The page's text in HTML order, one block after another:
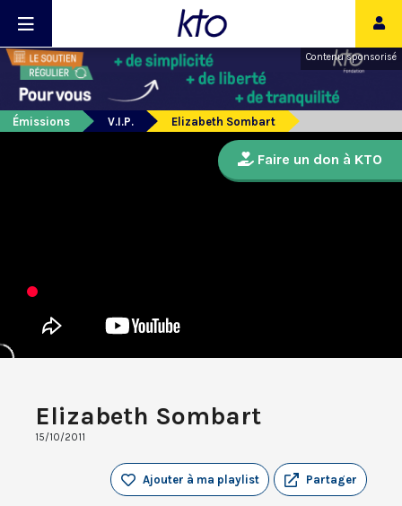
Contenu sponsorisé
Émissions V.I.P. Elizabeth Sombart
Elizabeth Sombart
15/10/2011
Partager
Ajouter à ma playlist
Faire un don à KTO